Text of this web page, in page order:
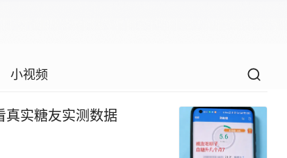
小视频
真实糖友实测数据